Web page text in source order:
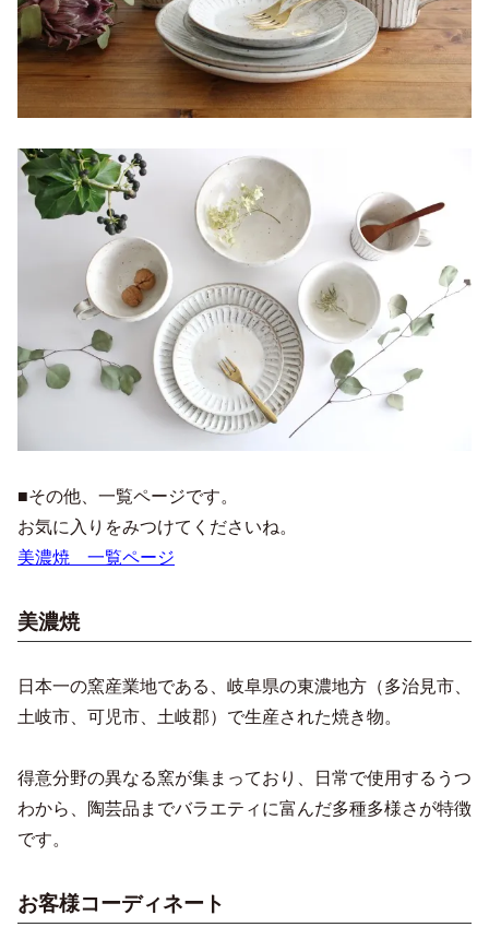
■その他、一覧ページです。
お気に入りをみつけてくださいね。
美濃焼 一覧ページ
美濃焼
日本一の窯産業地である、岐阜県の東濃地方（多治見市、
土岐市、可児市、土岐郡）で生産された焼き物。
得意分野の異なる窯が集まっており、日常で使用するうつ
わから、陶芸品までバラエティに富んだ多種多様さが特徴
です。
お客様コーディネート